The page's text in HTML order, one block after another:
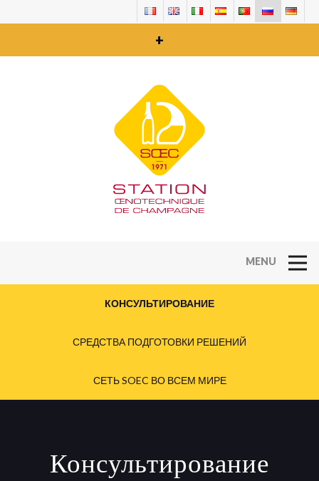
+
КОНСУЛЬТИРОВАНИЕ
СРЕДСТВА ПОДГОТОВКИ РЕШЕНИЙ
СЕТЬ SOEC ВО ВСЕМ МИРЕ
Консультирование